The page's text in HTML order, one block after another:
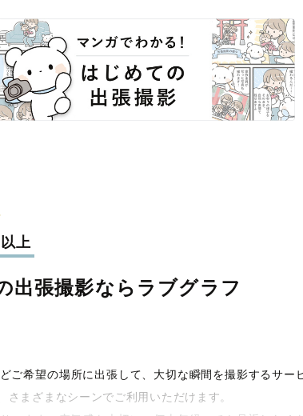
上
出張撮影なら ラブグラフ
ご希望の場所に出張して、大切な瞬間を撮影するサー
まざまなシーンでご利用いただけます。